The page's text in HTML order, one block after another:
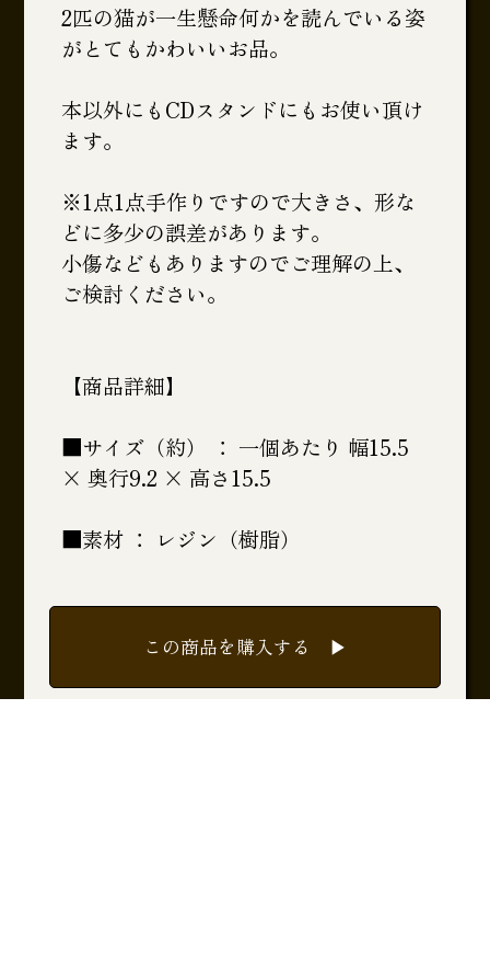
2匹の猫が一生懸命何かを読んでいる姿
がとてもかわいいお品。
本以外にもCDスタンドにもお使い頂け
ます。
※1点1点手作りですので大きさ、形な
どに多少の誤差があります。
小傷などもありますのでご理解の上、
ご検討ください。
【商品詳細】
■サイズ（約） ： 一個あたり 幅15.5
× 奥行9.2 × 高さ15.5
■素材 ： レジン（樹脂）
この商品を購入する ▶︎